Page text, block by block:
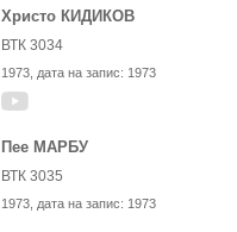
Христо КИДИКОВ
ВТК 3034
1973 , дата на запис: 1973
Пее МАРБУ
ВТК 3035
1973 , дата на запис: 1973